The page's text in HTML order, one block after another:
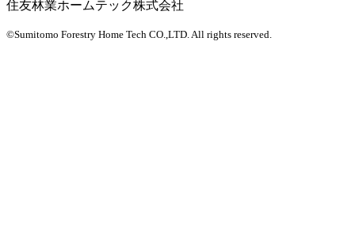
住友林業ホームテック株式会社
©Sumitomo Forestry Home Tech CO.,LTD.All rights reserved.